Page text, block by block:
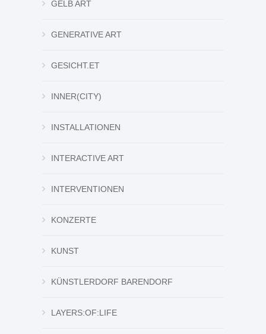
GELB ART
GENERATIVE ART
GESICHT.ET
INNER(CITY)
INSTALLATIONEN
INTERACTIVE ART
INTERVENTIONEN
KONZERTE
KUNST
KÜNSTLERDORF BARENDORF
LAYERS:OF:LIFE